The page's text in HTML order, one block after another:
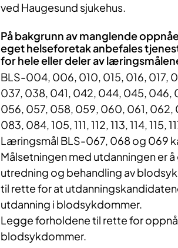
ved Haugesund sjukehus.
På bakgrunn av manglende
eget helseforetak anbefales
for hele eller deler av
BLS-004, 006, 010, 015, 016, 017,
037, 038, 041, 042, 044, 045, 046,
056, 057, 058, 059, 060, 061,
083, 084, 105, 111, 112, 113, 114, 115,
Læringsmål BLS-067, 068 og 069
Målsetningen med utdanningen er
utredning og behandling av
til rette for at
utdanning i blodsykdommer.
Legge forholdene til rette for
blodsykdommer.